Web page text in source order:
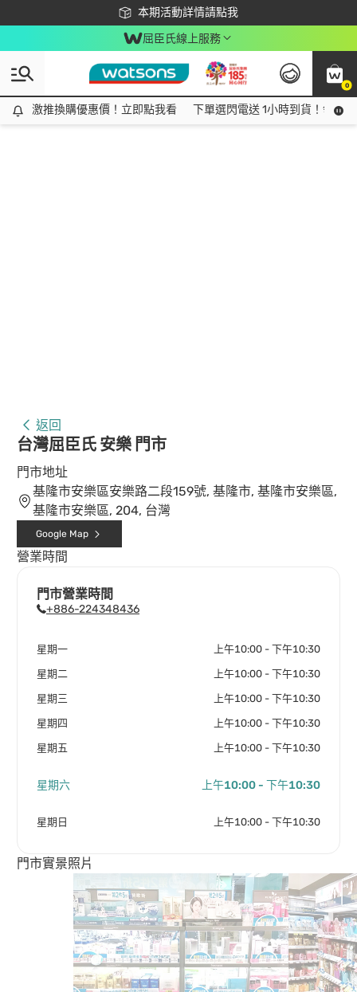
本期活動詳情請點我
下載app最高回饋$350
屈臣氏線上服務
0
激推換購優惠價！立即點我看
激推換購優惠價！立即點我看 下單選閃電送 1小時到貨！領神
返回
台灣屈臣氏 安樂 門市
門市地址
基隆市安樂區安樂路二段159號, 基隆市, 基隆市安樂區,
基隆市安樂區, 204, 台灣
Google Map
營業時間
門市營業時間
+886-224348436
星期一 上午10:00 - 下午10:30
星期二 上午10:00 - 下午10:30
星期三 上午10:00 - 下午10:30
星期四 上午10:00 - 下午10:30
星期五 上午10:00 - 下午10:30
星期六 上午10:00 - 下午10:30
星期日 上午10:00 - 下午10:30
門市實景照片